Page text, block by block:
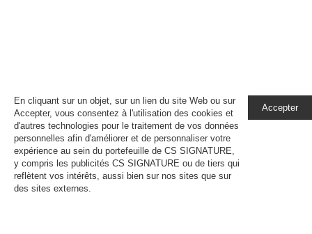
En cliquant sur un objet, sur un lien du site Web ou sur
Accepter, vous consentez à l'utilisation des cookies et
d'autres technologies pour le traitement de vos données
personnelles afin d'améliorer et de personnaliser votre
expérience au sein du portefeuille de CS SIGNATURE,
y compris les publicités CS SIGNATURE ou de tiers qui
reflètent vos intérêts, aussi bien sur nos sites que sur
des sites externes.
Accepter